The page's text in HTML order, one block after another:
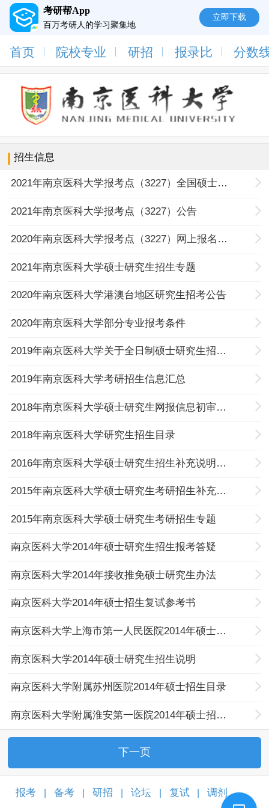
考研帮App
百万考研人的学习聚集地
立即下载
首页 院校专业 研招 报录比 分数
招生信息
2021年南京医科大学报考点（3227）全国硕士研究生招生考试网上确认公告
2021年南京医科大学报考点（3227）公告
2020年南京医科大学报考点（3227）网上报名公告
2021年南京医科大学硕士研究生招生专题
2020年南京医科大学港澳台地区研究生招考公告
2020年南京医科大学部分专业报考条件
2019年南京医科大学关于全日制硕士研究生招生的补充说明
2019年南京医科大学考研招生信息汇总
2018年南京医科大学硕士研究生网报信息初审结果
2018年南京医科大学研究生招生目录
2016年南京医科大学硕士研究生招生补充说明（一）
2015年南京医科大学硕士研究生考研招生补充说明
2015年南京医科大学硕士研究生考研招生专题
南京医科大学2014年硕士研究生招生报考答疑
南京医科大学2014年接收推免硕士研究生办法
南京医科大学2014年硕士招生复试参考书
南京医科大学上海市第一人民医院2014年硕士招生目录
南京医科大学2014年硕士研究生招生说明
南京医科大学附属苏州医院2014年硕士招生目录
南京医科大学附属淮安第一医院2014年硕士招生目录
下一页
报考 备考 研招 论坛 复试 调剂